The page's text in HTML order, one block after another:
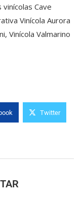
Cave
Vinícola Aurora
Vinícola Valmarino
Twitter